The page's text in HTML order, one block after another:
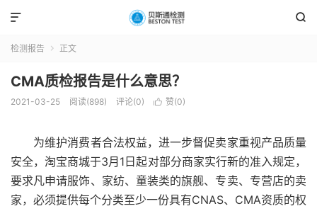


检测报告  正文
CMA质检报告是什么意思？
2021-03-25 阅读(898) 评论(0)  赞(0)
为维护消费者合法权益，进一步督促卖家重视产品质量
安全，淘宝商城于3月1日起对部分商家实行新的准入规定，
要求凡申请服饰、家纺、童装类的旗舰、专卖、专营店的卖
家，必须提供每个分类至少一份具有CNAS、CMA资质的权